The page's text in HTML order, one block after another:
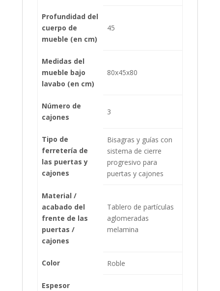
Profundidad del
cuerpo de
mueble (en cm)
45
Medidas del
mueble bajo
lavabo (en cm)
80x45x80
Número de
cajones
3
Tipo de
ferretería de
las puertas y
cajones
Bisagras y guías con
sistema de cierre
progresivo para
puertas y cajones
Material /
acabado del
frente de las
puertas /
cajones
Tablero de partículas
aglomeradas
melamina
Color Roble
Espesor